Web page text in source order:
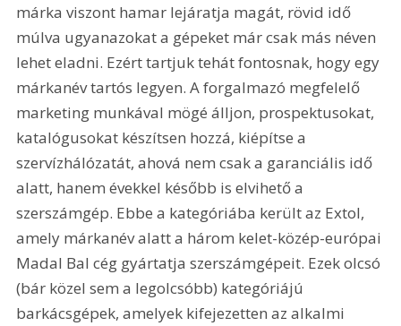
márka viszont hamar lejáratja magát, rövid idő
múlva ugyanazokat a gépeket már csak más néven
lehet eladni. Ezért tartjuk tehát fontosnak, hogy egy
márkanév tartós legyen. A forgalmazó megfelelő
marketing munkával mögé álljon, prospektusokat,
katalógusokat készítsen hozzá, kiépítse a
szervízhálózatát, ahová nem csak a garanciális idő
alatt, hanem évekkel később is elvihető a
szerszámgép. Ebbe a kategóriába került az Extol,
amely márkanév alatt a három kelet-közép-európai
Madal Bal cég gyártatja szerszámgépeit. Ezek olcsó
(bár közel sem a legolcsóbb) kategóriájú
barkácsgépek, amelyek kifejezetten az alkalmi